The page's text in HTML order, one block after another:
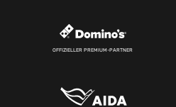
OFFIZIELLER PREMIUM-PARTNER